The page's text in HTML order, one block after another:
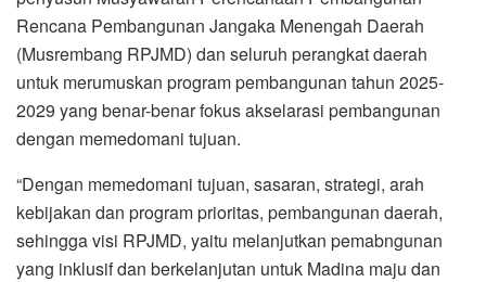
Rencana Pembangunan Jangaka Menengah Daerah
(Musrembang RPJMD) dan seluruh perangkat daerah
untuk merumuskan program pembangunan tahun 2025-
2029 yang benar-benar fokus akselarasi pembangunan
dengan memedomani tujuan.
“Dengan memedomani tujuan, sasaran, strategi, arah
kebijakan dan program prioritas, pembangunan daerah,
sehingga visi RPJMD, yaitu melanjutkan pemabngunan
yang inklusif dan berkelanjutan untuk Madina maju dan